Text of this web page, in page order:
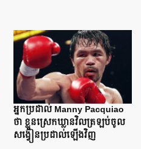
អ្នកប្រដាល់ Manny Pacquiao
ថា ខ្លួនស្រេកឃ្លានវិលត្រឡប់ចូល
សង្វៀនប្រដាល់ឡើងវិញ